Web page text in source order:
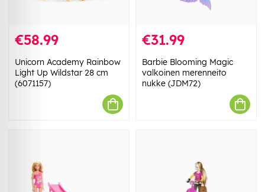
€58.99
Unicorn Academy Rainbow
Light Up Wildstar 28 cm
(6071157)
€31.99
Barbie Blooming Magic
valkoinen merenneito
nukke (JDM72)